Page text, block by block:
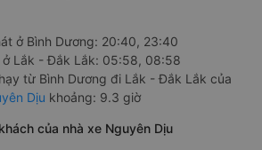
ở Bình Dương: 20:40, 23:40
ở Lắk - Đắk Lắk: 05:58, 08:58
từ Bình Dương đi Lắk - Đắk Lắk của
Dịu khoảng: 9.3 giờ
của nhà xe Nguyên Dịu